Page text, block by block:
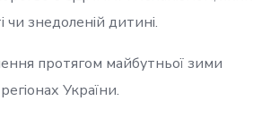
знедоленій дитині.
протягом майбутньої зими
України.